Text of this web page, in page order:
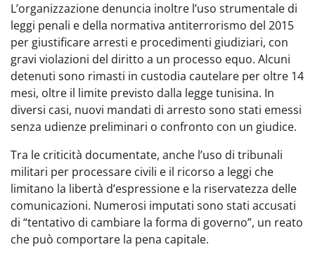
L’organizzazione denuncia inoltre l’uso strumentale di
leggi penali e della normativa antiterrorismo del 2015
per giustificare arresti e procedimenti giudiziari, con
gravi violazioni del diritto a un processo equo. Alcuni
detenuti sono rimasti in custodia cautelare per oltre 14
mesi, oltre il limite previsto dalla legge tunisina. In
diversi casi, nuovi mandati di arresto sono stati emessi
senza udienze preliminari o confronto con un giudice.
Tra le criticità documentate, anche l’uso di tribunali
militari per processare civili e il ricorso a leggi che
limitano la libertà d’espressione e la riservatezza delle
comunicazioni. Numerosi imputati sono stati accusati
di “tentativo di cambiare la forma di governo”, un reato
che può comportare la pena capitale.